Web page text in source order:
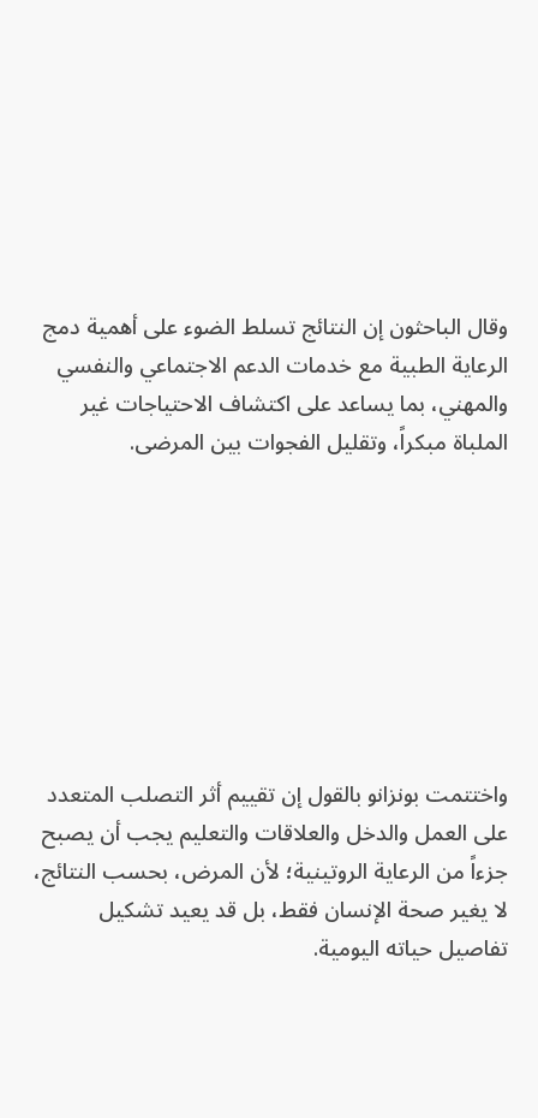
وقال الباحثون إن النتائج تسلط الضوء على أهمية دمج
الرعاية الطبية مع خدمات الدعم الاجتماعي والنفسي
والمهني، بما يساعد على اكتشاف الاحتياجات غير
الملباة مبكراً، وتقليل الفجوات بين المرضى.
واختتمت بونزانو بالقول إن تقييم أثر التصلب المتعدد
على العمل والدخل والعلاقات والتعليم يجب أن يصبح
جزءاً من الرعاية الروتينية؛ لأن المرض، بحسب النتائج،
لا يغير صحة الإنسان فقط، بل قد يعيد تشكيل
تفاصيل حياته اليومية.